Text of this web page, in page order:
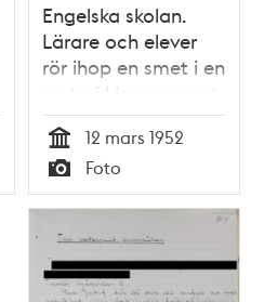
Engelska skolan.
Lärare och elever
rör ihop en smet i en
gryta i klassrummet,
troligen papier
mache eller
liknande
Tid
12 mars 1952
Typ
Foto